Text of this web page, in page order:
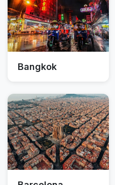
Bangkok